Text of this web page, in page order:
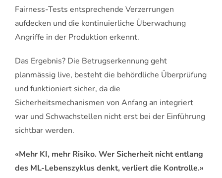
Fairness-Tests entsprechende Verzerrungen
aufdecken und die kontinuierliche Überwachung
Angriffe in der Produktion erkennt.
Das Ergebnis? Die Betrugserkennung geht
planmässig live, besteht die behördliche Überprüfung
und funktioniert sicher, da die
Sicherheitsmechanismen von Anfang an integriert
war und Schwachstellen nicht erst bei der Einführung
sichtbar werden.
«Mehr KI, mehr Risiko. Wer Sicherheit nicht entlang
des ML-Lebenszyklus denkt, verliert die Kontrolle.»